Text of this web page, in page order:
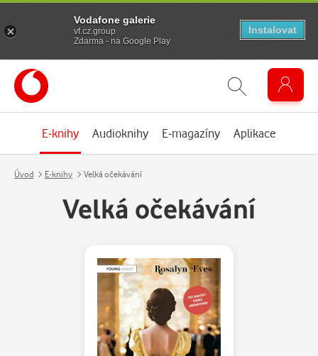
E-knihy Audioknihy E-magazíny Aplikace
Úvod E-knihy Velká očekávání
Velká očekávání
Vodafone galerie
vf.cz.group
Zdarma - na Google Play
Instalovat